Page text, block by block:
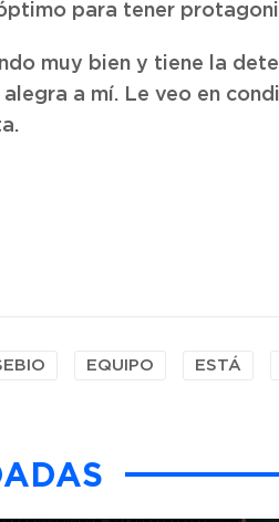
para tener
muy bien y tiene la
a mí. Le veo en
EQUIPO ESTÁ